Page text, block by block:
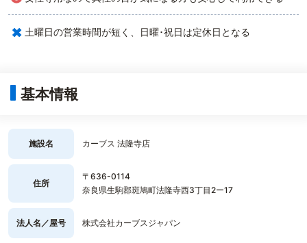
× 土曜日の営業時間が短く、日曜･祝日は定休日となる
基本情報
施設名 カーブス 法隆寺店
住所
〒636-0114
奈良県生駒郡斑鳩町法隆寺西3丁目2ー17
法人名／屋号 株式会社カーブスジャパン